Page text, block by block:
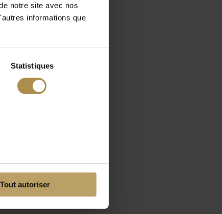
notre site avec nos
informations que
Statistiques
Tout autoriser